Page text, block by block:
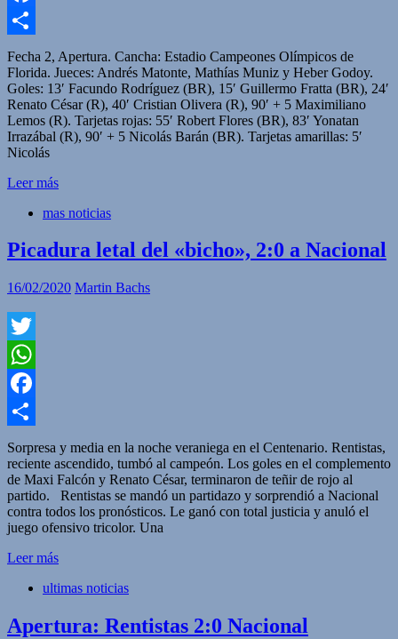
Facebook
Compartir
Fecha 2, Apertura. Cancha: Estadio Campeones Olímpicos de
Florida. Jueces: Andrés Matonte, Mathías Muniz y Heber Godoy.
Goles: 13′ Facundo Rodríguez (BR), 15′ Guillermo Fratta (BR), 24′
Renato César (R), 40′ Cristian Olivera (R), 90′ + 5 Maximiliano
Lemos (R). Tarjetas rojas: 55′ Robert Flores (BR), 83′ Yonatan
Irrazábal (R), 90′ + 5 Nicolás Barán (BR). Tarjetas amarillas: 5′
Nicolás
Leer más
mas noticias
Picadura letal del «bicho», 2:0 a Nacional
16/02/2020 Martin Bachs
Twitter
WhatsApp
Facebook
Compartir
Sorpresa y media en la noche veraniega en el Centenario. Rentistas,
reciente ascendido, tumbó al campeón. Los goles en el complemento
de Maxi Falcón y Renato César, terminaron de teñir de rojo al
partido. Rentistas se mandó un partidazo y sorprendió a Nacional
contra todos los pronósticos. Le ganó con total justicia y anuló el
juego ofensivo tricolor. Una
Leer más
ultimas noticias
Apertura: Rentistas 2:0 Nacional